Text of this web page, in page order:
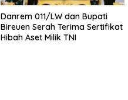
Danrem 011/LW dan Bupati
Bireuen Serah Terima Sertifikat
Hibah Aset Milik TNI